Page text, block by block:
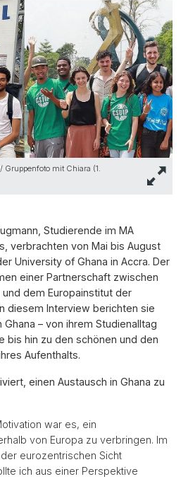
Gruppenfoto mit Chiara (1.
Studierende im MA
verbrachten von Mai bis August
University of Ghana in Accra. Der
einer Partnerschaft zwischen
dem Europainstitut der
diesem Interview berichten sie
Ghana – von ihrem Studienalltag
bis hin zu den schönen und den
Aufenthalts.
einen Austausch in Ghana zu
war es, ein
von Europa zu verbringen. Im
eurozentrischen Sicht
ich aus einer Perspektive